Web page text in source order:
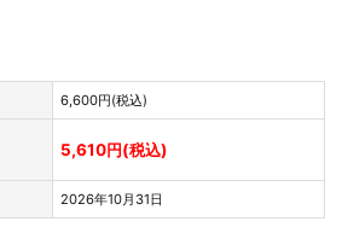
6,600円(税込)
5,610円(税込)
2026年10月31日